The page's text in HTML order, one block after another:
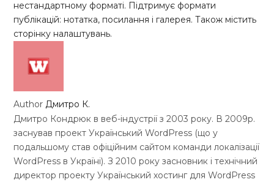
нестандартному форматі. Підтримує формати
публікацій: нотатка, посилання і галерея. Також містить
сторінку налаштувань.
Author Дмитро К.
Дмитро Кондрюк в веб-індустрії з 2003 року. В 2009р.
заснував проект Український WordPress (що у
подальшому став офіційним сайтом команди локалізації
WordPress в Україні). З 2010 року засновник і технічний
директор проекту Український хостинг для WordPress